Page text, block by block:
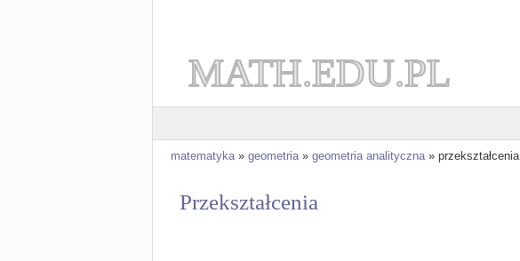
MATH.EDU.PL
matematyka» geometria» geometria analityczna» przekształcenia
Przekształcenia